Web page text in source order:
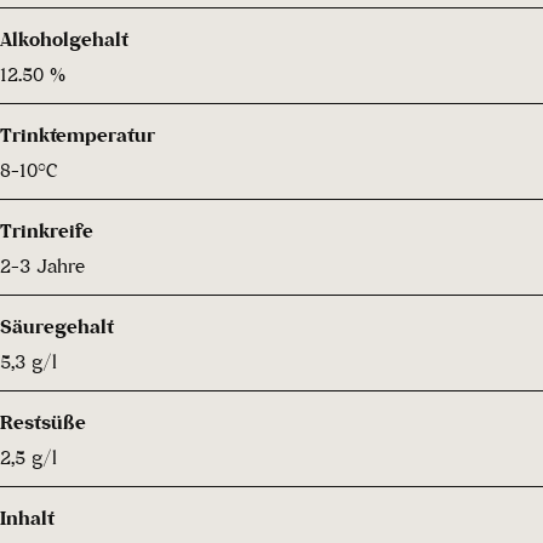
Alkoholgehalt
12.50 %
Trinktemperatur
8-10°C
Trinkreife
2-3 Jahre
Säuregehalt
5,3 g/l
Restsüße
2,5 g/l
Inhalt